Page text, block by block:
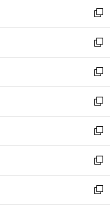
く
ド
ウ
で
開
く
ィ
ン
ド
ウ
で
開
く
い
ウ
ィ
ン
ド
ウ
で
開
く
新
し
い
ウ
ィ
ン
ド
ウ
で
開
く
新
し
い
ウ
ィ
ン
ド
ウ
で
開
く
新
し
い
ウ
ィ
ン
ド
ウ
で
開
新
し
い
ウ
ィ
ン
ド
ウ
新
し
い
ウ
ィ
ン
新
し
い
ウ
新
し